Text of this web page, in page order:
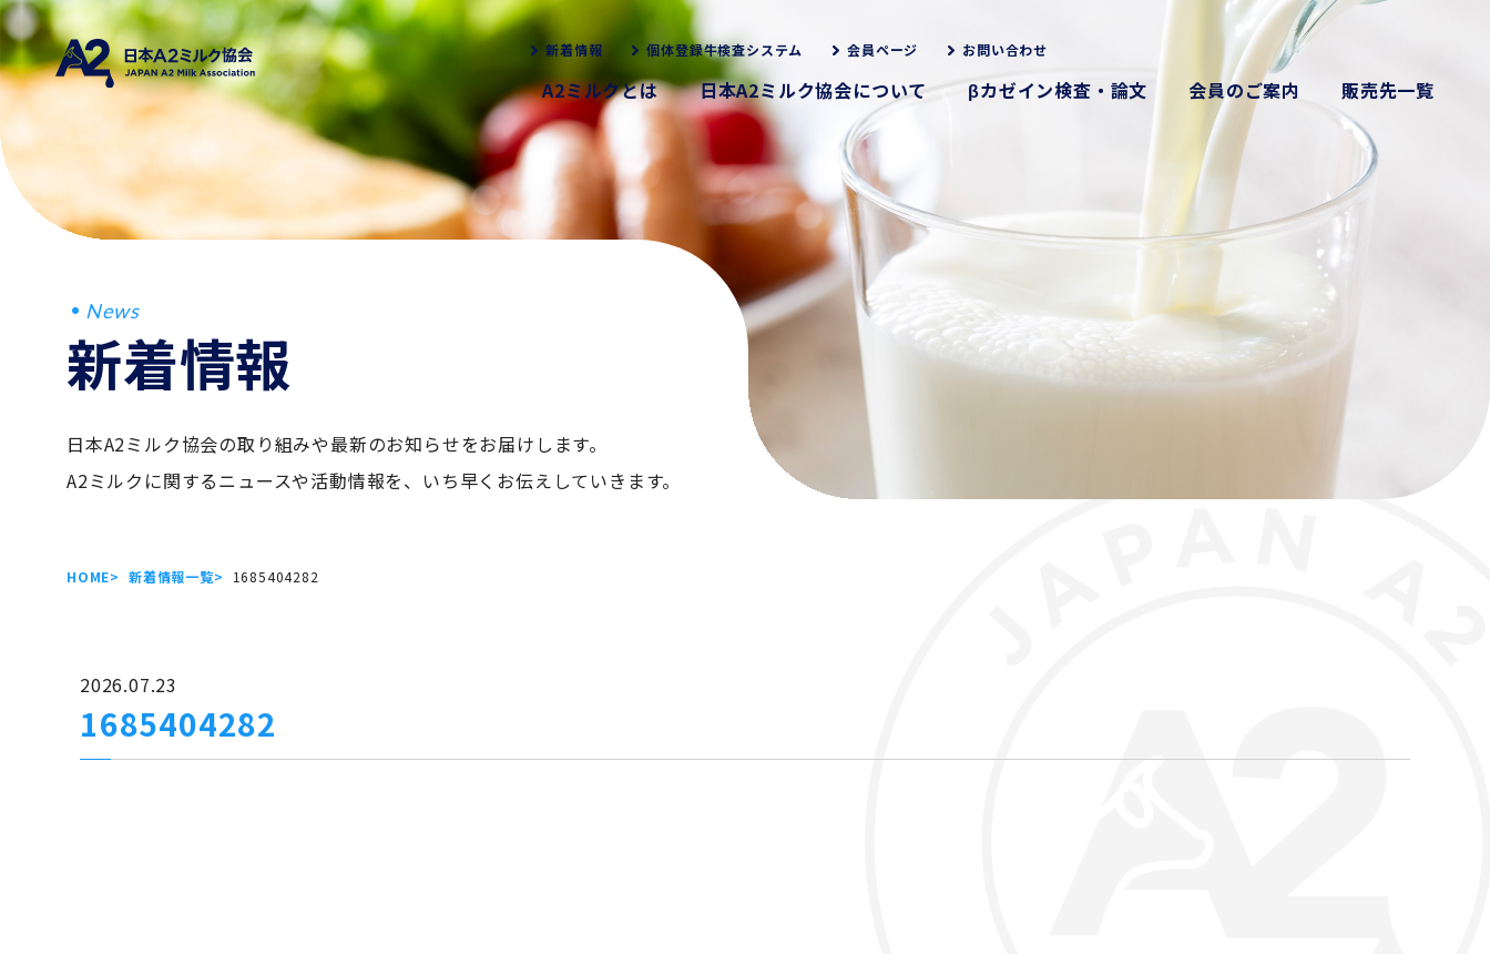
新着情報 個体登録牛検査システム 会員ページ お問い合わせ
A2ミルクとは 日本A2ミルク協会について βカゼイン検査・論文 会員のご案内 販売先一覧
News
新着情報
日本A2ミルク協会の取り組みや最新のお知らせをお届けします。
A2ミルクに関するニュースや活動情報を、いち早くお伝えしていきます。
HOME 新着情報一覧 1685404282
2026.07.23
1685404282